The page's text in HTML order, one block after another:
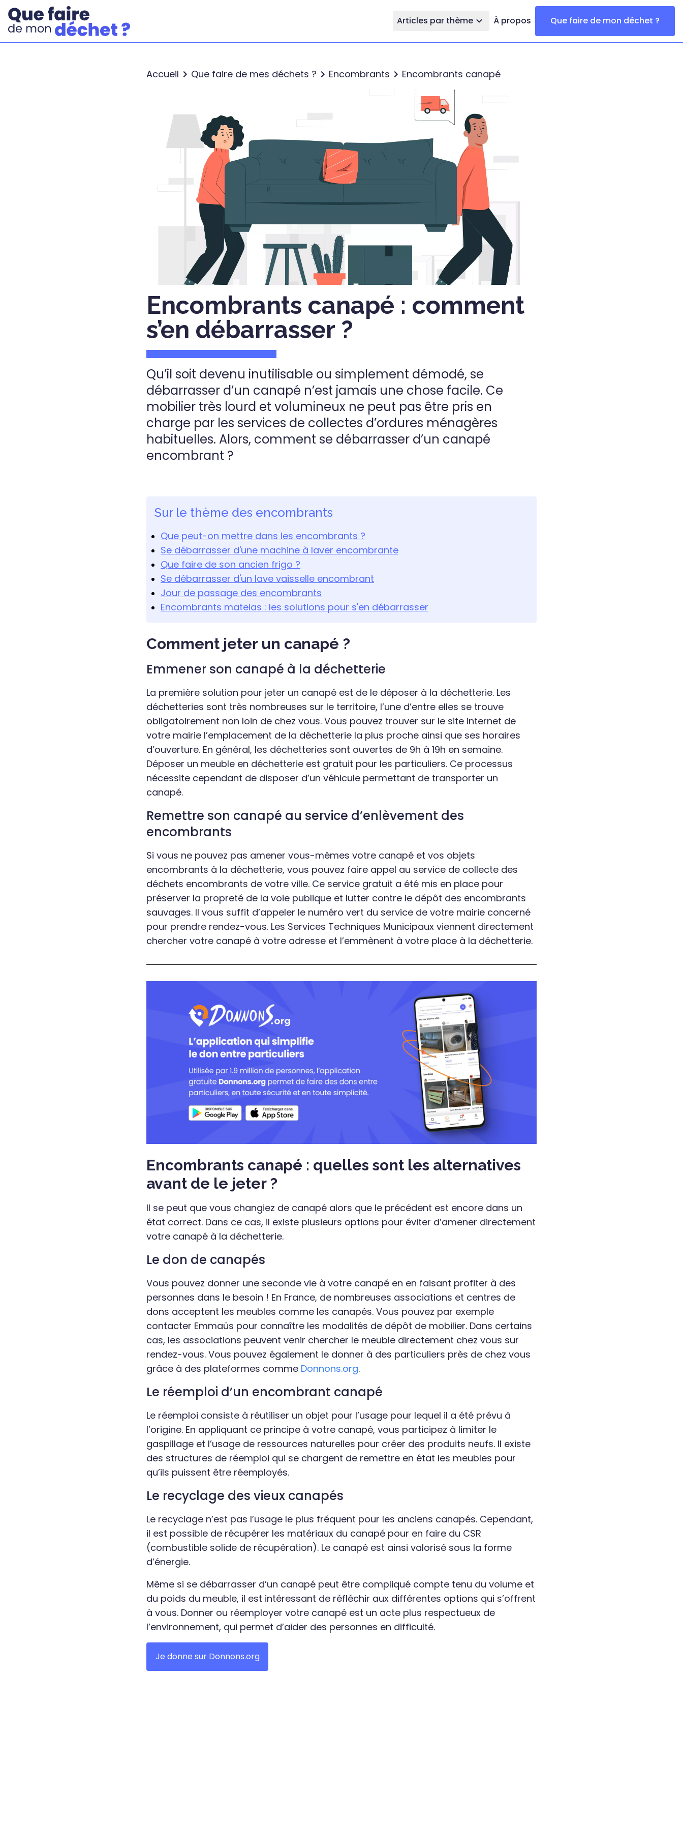
Articles par thème À propos Que faire de mon déchet ?
Accueil Que faire de mes déchets ? Encombrants Encombrants canapé
Encombrants canapé : comment
s’en débarrasser ?
Qu’il soit devenu inutilisable ou simplement démodé, se
débarrasser d’un canapé n’est jamais une chose facile. Ce
mobilier très lourd et volumineux ne peut pas être pris en
charge par les services de collectes d’ordures ménagères
habituelles. Alors, comment se débarrasser d’un canapé
encombrant ?
Sur le thème des encombrants
Que peut-on mettre dans les encombrants ?
Se débarrasser d'une machine à laver encombrante
Que faire de son ancien frigo ?
Se débarrasser d'un lave vaisselle encombrant
Jour de passage des encombrants
Encombrants matelas : les solutions pour s'en débarrasser
Comment jeter un canapé ?
Emmener son canapé à la déchetterie
La première solution pour jeter un canapé est de le déposer à la déchetterie. Les
déchetteries sont très nombreuses sur le territoire, l’une d’entre elles se trouve
obligatoirement non loin de chez vous. Vous pouvez trouver sur le site internet de
votre mairie l’emplacement de la déchetterie la plus proche ainsi que ses horaires
d’ouverture. En général, les déchetteries sont ouvertes de 9h à 19h en semaine.
Déposer un meuble en déchetterie est gratuit pour les particuliers. Ce processus
nécessite cependant de disposer d’un véhicule permettant de transporter un
canapé.
Remettre son canapé au service d’enlèvement des
encombrants
Si vous ne pouvez pas amener vous-mêmes votre canapé et vos objets
encombrants à la déchetterie, vous pouvez faire appel au service de collecte des
déchets encombrants de votre ville. Ce service gratuit a été mis en place pour
préserver la propreté de la voie publique et lutter contre le dépôt des encombrants
sauvages. Il vous suffit d’appeler le numéro vert du service de votre mairie concerné
pour prendre rendez-vous. Les Services Techniques Municipaux viennent directement
chercher votre canapé à votre adresse et l’emmènent à votre place à la déchetterie.
Encombrants canapé : quelles sont les alternatives
avant de le jeter ?
Il se peut que vous changiez de canapé alors que le précédent est encore dans un
état correct. Dans ce cas, il existe plusieurs options pour éviter d’amener directement
votre canapé à la déchetterie.
Le don de canapés
Vous pouvez donner une seconde vie à votre canapé en en faisant profiter à des
personnes dans le besoin ! En France, de nombreuses associations et centres de
dons acceptent les meubles comme les canapés. Vous pouvez par exemple
contacter Emmaüs pour connaître les modalités de dépôt de mobilier. Dans certains
cas, les associations peuvent venir chercher le meuble directement chez vous sur
rendez-vous. Vous pouvez également le donner à des particuliers près de chez vous
grâce à des plateformes comme Donnons.org.
Le réemploi d’un encombrant canapé
Le réemploi consiste à réutiliser un objet pour l’usage pour lequel il a été prévu à
l’origine. En appliquant ce principe à votre canapé, vous participez à limiter le
gaspillage et l’usage de ressources naturelles pour créer des produits neufs. Il existe
des structures de réemploi qui se chargent de remettre en état les meubles pour
qu’ils puissent être réemployés.
Le recyclage des vieux canapés
Le recyclage n’est pas l’usage le plus fréquent pour les anciens canapés. Cependant,
il est possible de récupérer les matériaux du canapé pour en faire du CSR
(combustible solide de récupération). Le canapé est ainsi valorisé sous la forme
d’énergie.
Même si se débarrasser d’un canapé peut être compliqué compte tenu du volume et
du poids du meuble, il est intéressant de réfléchir aux différentes options qui s’offrent
à vous. Donner ou réemployer votre canapé est un acte plus respectueux de
l’environnement, qui permet d’aider des personnes en difficulté.
Je donne sur Donnons.org